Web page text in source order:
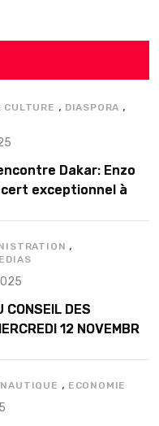
CULTURE , DIASPORA ,
Dakar: Enzo
exceptionnel à
,
CONSEIL DES
12 NOVEMBRE
, ECONOMIE